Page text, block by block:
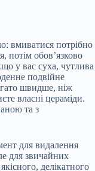
вмиватися потрібно
потім обов’язково
у вас суха, чутлива
подвійне
швидше, ніж
власні цераміди.
та з
для видалення
для звичайних
делікатного